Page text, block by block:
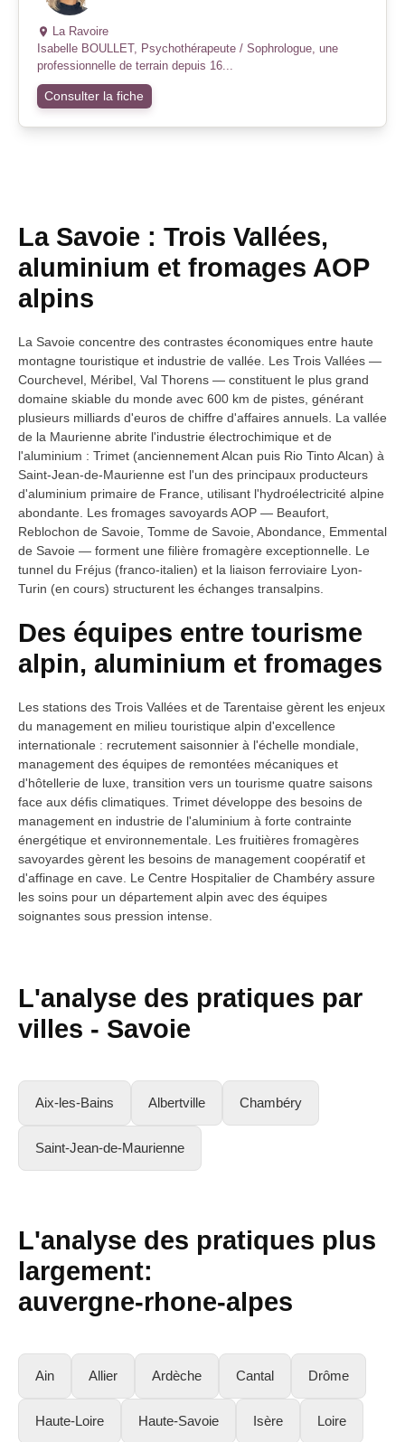
La Ravoire
Isabelle BOULLET, Psychothérapeute / Sophrologue, une
professionnelle de terrain depuis 16...
Consulter la fiche
La Savoie : Trois Vallées,
aluminium et fromages AOP
alpins
La Savoie concentre des contrastes économiques entre haute
montagne touristique et industrie de vallée. Les Trois Vallées —
Courchevel, Méribel, Val Thorens — constituent le plus grand
domaine skiable du monde avec 600 km de pistes, générant
plusieurs milliards d'euros de chiffre d'affaires annuels. La vallée
de la Maurienne abrite l'industrie électrochimique et de
l'aluminium : Trimet (anciennement Alcan puis Rio Tinto Alcan) à
Saint-Jean-de-Maurienne est l'un des principaux producteurs
d'aluminium primaire de France, utilisant l'hydroélectricité alpine
abondante. Les fromages savoyards AOP — Beaufort,
Reblochon de Savoie, Tomme de Savoie, Abondance, Emmental
de Savoie — forment une filière fromagère exceptionnelle. Le
tunnel du Fréjus (franco-italien) et la liaison ferroviaire Lyon-
Turin (en cours) structurent les échanges transalpins.
Des équipes entre tourisme
alpin, aluminium et fromages
Les stations des Trois Vallées et de Tarentaise gèrent les enjeux
du management en milieu touristique alpin d'excellence
internationale : recrutement saisonnier à l'échelle mondiale,
management des équipes de remontées mécaniques et
d'hôtellerie de luxe, transition vers un tourisme quatre saisons
face aux défis climatiques. Trimet développe des besoins de
management en industrie de l'aluminium à forte contrainte
énergétique et environnementale. Les fruitières fromagères
savoyardes gèrent les besoins de management coopératif et
d'affinage en cave. Le Centre Hospitalier de Chambéry assure
les soins pour un département alpin avec des équipes
soignantes sous pression intense.
L'analyse des pratiques par
villes - Savoie
Aix-les-Bains Albertville Chambéry
Saint-Jean-de-Maurienne
L'analyse des pratiques plus
largement:
auvergne-rhone-alpes
Ain Allier Ardèche Cantal Drôme
Haute-Loire Haute-Savoie Isère Loire